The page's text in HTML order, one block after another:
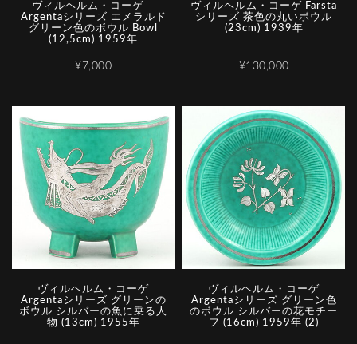
ヴィルヘルム・コーゲ
Argentaシリーズ エメラルド
グリーン色のボウル Bowl
(12,5cm) 1959年
¥7,000
ヴィルヘルム・コーゲ Farsta
シリーズ 茶色の丸いボウル
(23cm) 1939年
¥130,000
ヴィルヘルム・コーゲ
Argentaシリーズ グリーンの
ボウル シルバーの魚に乗る人
物 (13cm) 1955年
ヴィルヘルム・コーゲ
Argentaシリーズ グリーン色
のボウル シルバーの花モチー
フ (16cm) 1959年 (2)